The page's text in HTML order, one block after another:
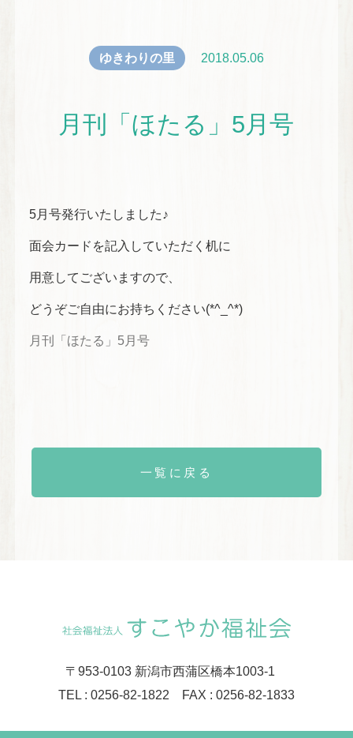
ゆきわりの里 2018.05.06
月刊「ほたる」5月号
5月号発行いたしました♪
面会カードを記入していただく机に
用意してございますので、
どうぞご自由にお持ちください(*^_^*)
月刊「ほたる」5月号
一覧に戻る
〒953-0103 新潟市西蒲区橋本1003-1
TEL : 0256-82-1822 FAX : 0256-82-1833